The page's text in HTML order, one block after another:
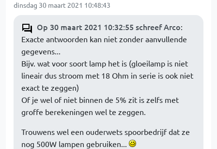
dinsdag 30 maart 2021 10:48:43
Op 30 maart 2021 10:32:55 schreef Arco:
Exacte antwoorden kan niet zonder aanvullende
gegevens...
Bijv. wat voor soort lamp het is (gloeilamp is niet
lineair dus stroom met 18 Ohm in serie is ook niet
exact te zeggen)
Of je wel of niet binnen de 5% zit is zelfs met
groffe berekeningen wel te zeggen.
Trouwens wel een ouderwets spoorbedrijf dat ze
nog 500W lampen gebruiken...